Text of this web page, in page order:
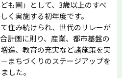
も園」として、3歳以上のすべ
く実施する初年度です。
住み続けられ、世代のリレーが
計画に則り、産業、都市基盤の
進、教育の充実など諸施策を実
まちづくりのステージアップを
した。